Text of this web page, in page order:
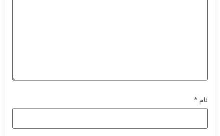
نام*